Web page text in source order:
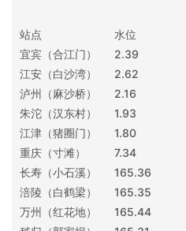
站点 水位
宜宾（合江门）
2.39
江安（白沙湾）
2.62
泸州（麻沙桥）
2.16
朱沱（汉东村）
1.93
江津（猪圈门）
1.80
重庆（寸滩）
7.34
长寿（小石溪）
165.36
涪陵（白鹤梁）
165.35
万州（红花地）
165.44